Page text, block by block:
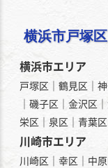
横浜市戸塚
横浜市エリア
戸塚区｜鶴見区｜
｜磯子区｜金沢区
栄区｜泉区｜青葉
川崎市エリア
川崎区｜幸区｜中